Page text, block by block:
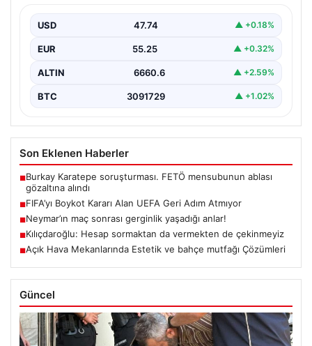
günlerde gündeme gelen FIFA Başkanı Gianni
Infantino’nun Dünya…
USD 47.74 ▲ +0.18%
EUR 55.25 ▲ +0.32%
ALTIN 6660.6 ▲ +2.59%
BTC 3091729 ▲ +1.02%
Son Eklenen Haberler
■Burkay Karatepe soruşturması. FETÖ mensubunun ablası
gözaltına alındı
■FIFA’yı Boykot Kararı Alan UEFA Geri Adım Atmıyor
■Neymar’ın maç sonrası gerginlik yaşadığı anlar!
■Kılıçdaroğlu: Hesap sormaktan da vermekten de çekinmeyiz
■Açık Hava Mekanlarında Estetik ve bahçe mutfağı Çözümleri
Güncel